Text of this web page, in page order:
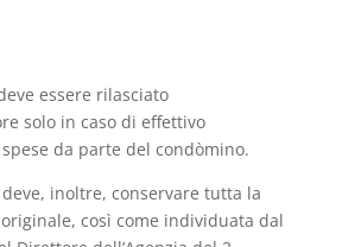
essere rilasciato
solo in caso di effettivo
da parte del condòmino.
deve, inoltre, conservare tutta la
così come individuata dal